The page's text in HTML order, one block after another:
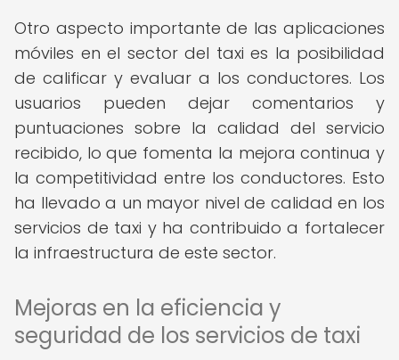
Otro aspecto importante de las aplicaciones
móviles en el sector del taxi es la posibilidad
de calificar y evaluar a los conductores. Los
usuarios pueden dejar comentarios y
puntuaciones sobre la calidad del servicio
recibido, lo que fomenta la mejora continua y
la competitividad entre los conductores. Esto
ha llevado a un mayor nivel de calidad en los
servicios de taxi y ha contribuido a fortalecer
la infraestructura de este sector.
Mejoras en la eficiencia y
seguridad de los servicios de taxi